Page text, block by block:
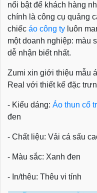
nổi bật để khách hàng
chính là công cụ quảng
chiếc áo công ty luôn
một doanh nghiệp: màu
dễ nhận biết nhất.
Zumi xin giới thiệu mẫu
Real với thiết kế đặc
- Kiểu dáng: Áo thun cổ
đen
- Chất liệu: Vải cá sấu
- Màu sắc: Xanh đen
- In/thêu: Thêu vi tính